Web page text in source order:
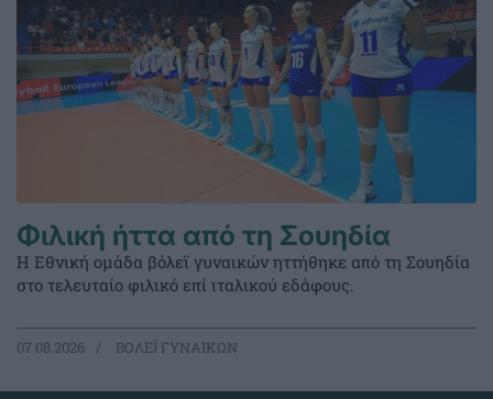
Φιλική ήττα από τη Σουηδία
Η Εθνική ομάδα βόλεϊ γυναικών ηττήθηκε από τη Σουηδία
στο τελευταίο φιλικό επί ιταλικού εδάφους.
07.08.2026 ΒΟΛΕΪ ΓΥΝΑΙΚΩΝ